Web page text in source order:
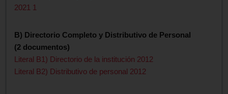
2021 1
B) Directorio Completo y Distributivo de Personal
(2 documentos)
Literal B1) Directorio de la institución 2012
Literal B2) Distributivo de personal 2012